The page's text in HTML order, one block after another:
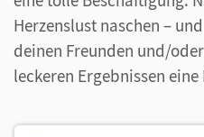
Herzenslust naschen –
deinen Freunden und/
leckeren Ergebnissen